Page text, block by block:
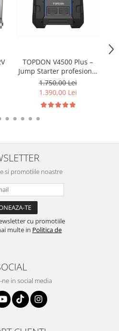
TOPDON V4500 Plus –
Jump Starter profesional
12V, 4500A cu Powerbank
și lanternă LED
1.750,00 Lei
1.390,00 Lei
si promotiile noastre
cu promotiile
multe in Politica de
ne in social media